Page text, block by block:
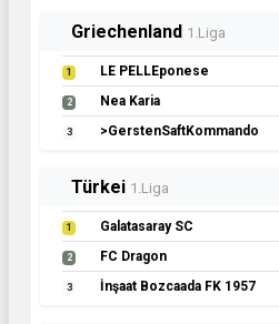
Griechenland 1.Liga
1 LE PELLEponese
2 Nea Karia
3 >GerstenSaftKommando
Türkei 1.Liga
1 Galatasaray SC
2 FC Dragon
3 İnşaat Bozcaada FK 1957